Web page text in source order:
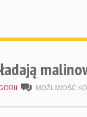
MOŻLIWOŚĆ